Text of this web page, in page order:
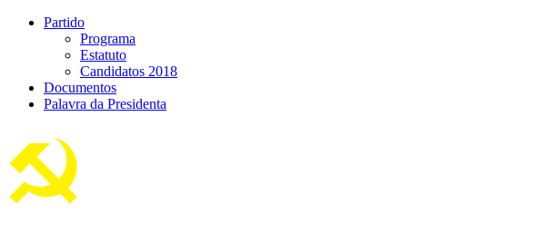
Partido
Programa
Estatuto
Candidatos 2018
Documentos
Palavra da Presidenta